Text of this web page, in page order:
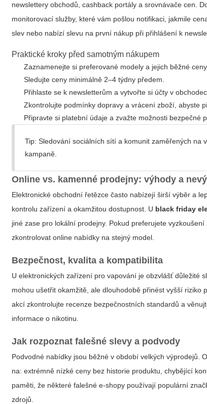
newslettery obchodů, cashback portály a srovnávače cen.
monitorovací služby, které vám pošlou notifikaci, jakmile
slev nebo nabízí slevu na první nákup při přihlášení k
Praktické kroky před samotným nákupem
Zaznamenejte si preferované modely a jejich běžné ceny.
Sledujte ceny minimálně 2–4 týdny předem.
Přihlaste se k newsletterům a vytvořte si účty v
Zkontrolujte podmínky dopravy a vrácení zboží, abyste
Připravte si platební údaje a zvažte možnosti bezpečné
Tip: Sledování sociálních sítí a komunit zaměřených
kampaně.
Online vs. kamenné prodejny: výhody a
Elektronické obchodní řetězce často nabízejí širší výběr a
kontrolu zařízení a okamžitou dostupnost. U black friday
jiné zase pro lokální prodejny. Pokud preferujete
zkontrolovat online nabídky na stejný model.
Bezpečnost, kvalita a kompatibilita
U elektronických zařízení pro vapování je obzvlášť důležité
mohou ušetřit okamžitě, ale dlouhodobě přinést vyšší
akcí zkontrolujte recenze bezpečnostních standardů a
informace o nikotinu.
Jak rozpoznat falešné slevy a podvody
Podvodné nabídky jsou běžné v období velkých výprodejů.
na: extrémně nízké ceny bez historie produktu, chybějící
paměti, že některé falešné e-shopy používají populární
zdrojů.